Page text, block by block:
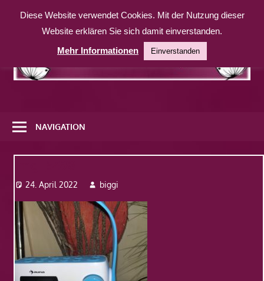
Inhalt
weitere
Website
NAVIGATION
24. April 2022 biggi
Diese Website verwendet Cookies. Mit der Nutzung dieser
Website erklären Sie sich damit einverstanden.
Mehr Informationen
Einverstanden